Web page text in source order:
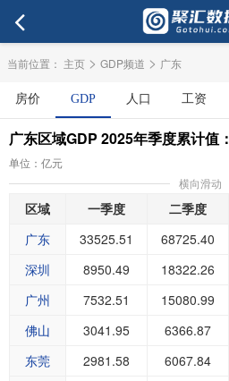
当前位置： 主页 > GDP频道 > 广东
房价 GDP 人口 工资
广东区域GDP 2025年季度累计值：
单位：亿元
横向滑动
区域 一季度 二季度
广东
33525.51 68725.40
深圳
8950.49 18322.26
广州
7532.51 15080.99
佛山
3041.95 6366.87
东莞
2981.58 6067.84